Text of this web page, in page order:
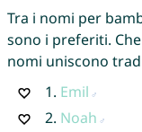
Tra i nomi per
sono i preferiti.
nomi uniscono
1. Emil
2. Noah